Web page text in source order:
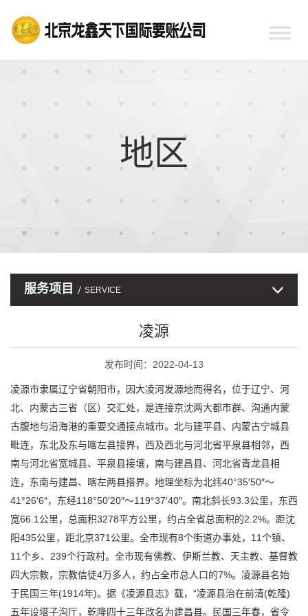
地区
服务项目 SERVICE
凌源
发布时间：2022-04-13
凌源市隶属辽宁省朝阳市，因大凌河发源地而得名，位于辽宁、河
北、内蒙古三省（区）交汇处，是连接京沈两大都市群、沟通内蒙
古腹地与沿海港的重要交通接点城市。北与建平县、内蒙古宁城县
毗连，东北及东与喀左县接界，西及西北与河北省平泉县相邻，西
南与河北省宽城县、平泉县接壤，南与建昌县、河北省青龙县相
连，东南与建昌、喀左两县搭界。地理坐标为北纬40°35′50″～
41°26′6″，东经118°50′20″～119°37′40″。南北斜长93.3公里，东西
宽66.1公里，总面积3278平方公里，约占全省总面积的2.2%。距沈
阳435公里，距北京371公里。全市现有8个街道办事处，11个镇、
11个乡、239个行政村。全市现有佛教、伊斯兰教、天主教、基督教
四大宗教，宗教信徒4万多人，约占全市总人口的7%。凌源县名始
于民国三年(1914年)。据《凌源县志》载，“凌源县治在前清(乾隆)
五年设塔子沟厅，乾隆四十三年改名为建昌县。民国三年春，省令